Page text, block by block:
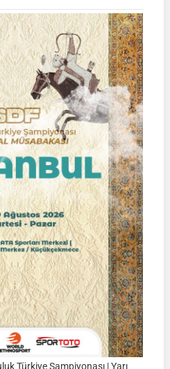
Türkiye Şampiyonası | Yarı